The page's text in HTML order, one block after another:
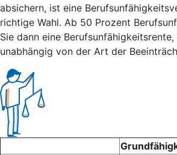
absichern, ist eine
richtige Wahl. Ab 50 Prozent
Sie dann eine
unabhängig von der Art der